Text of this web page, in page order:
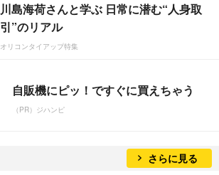
川島海荷さんと学ぶ 日常に潜む“人身取
引”のリアル
オリコンタイアップ特集
自販機にピッ！ですぐに買えちゃう
（PR）ジハンピ
さらに見る